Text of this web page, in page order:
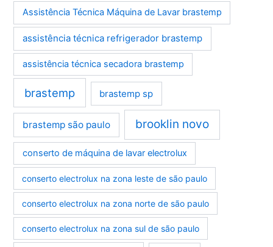
Assistência Técnica Máquina de Lavar brastemp
assistência técnica refrigerador brastemp
assistência técnica secadora brastemp
brastemp brastemp sp
brastemp são paulo brooklin novo
conserto de máquina de lavar electrolux
conserto electrolux na zona leste de são paulo
conserto electrolux na zona norte de são paulo
conserto electrolux na zona sul de são paulo